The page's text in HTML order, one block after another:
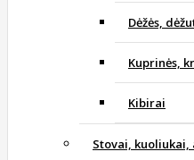
Dėžės,
Kuprinės,
Kibirai
Stovai, kuoliukai,